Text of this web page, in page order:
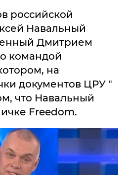
российской
Навальный
Дмитрием
командой
на
документов ЦРУ "
что Навальный
Freedom.